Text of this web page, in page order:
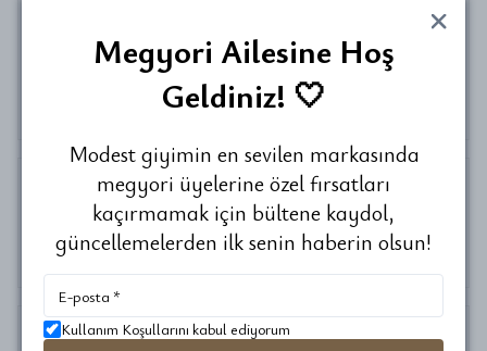
Çok güzel harika bir ürün çok teşekkür ederim.
Satın Alınmış
Megyori Ailesine Hoş
Geldiniz! 🤍
Modest giyimin en sevilen markasında
megyori üyelerine özel fırsatları
kaçırmamak için bültene kaydol,
güncellemelerden ilk senin haberin olsun!
Kullanım Koşullarını kabul ediyorum